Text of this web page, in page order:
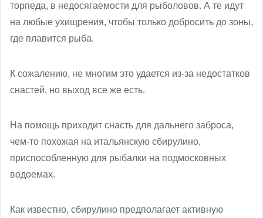
торпеда, в недосягаемости для рыболовов. А те идут
на любые ухищрения, чтобы только добросить до зоны,
где плавится рыба.
К сожалению, не многим это удается из-за недостатков
снастей, но выход все же есть.
На помощь приходит снасть для дальнего заброса,
чем-то похожая на итальянскую сбирулино,
приспособленную для рыбалки на подмосковных
водоемах.
Как известно, сбирулино предполагает активную